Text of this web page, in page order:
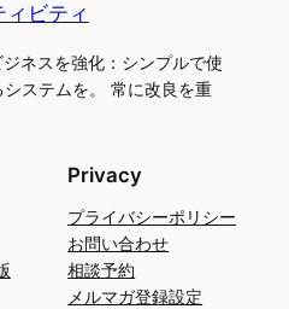
ビティ
ネスを強化：シンプルで使
ステムを。 常に改良を重
Privacy
プライバシーポリシー
お問い合わせ
相談予約
メルマガ登録設定